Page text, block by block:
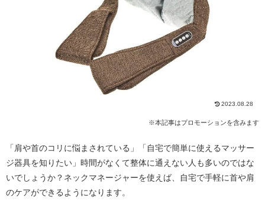
2023.08.28
※本記事はプロモーションを含みます
「肩や首のコリに悩まされている」「自宅で簡単に使えるマッサー
ジ器具を知りたい」時間がなくて整体に通えない人も多いのではな
いでしょうか？ネックマネージャーを使えば、自宅で手軽に首や肩
のケアができるようになります。